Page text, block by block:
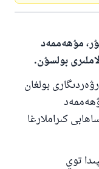
مۇھەممەد
بولسۇن.
بولغان
كىراملارغا
توي